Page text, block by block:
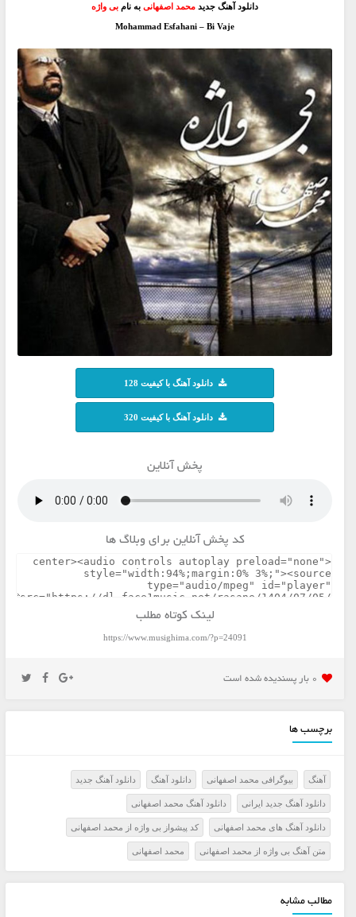
دانلود آهنگ جدیدمحمد اصفهانیبه نام بی واژه
Mohammad Esfahani – Bi Vaje
دانلود آهنگ با کیفیت 128
دانلود آهنگ با کیفیت 320
پخش آنلاین
کد پخش آنلاین برای وبلاگ ها
لینک کوتاه مطلب
https://www.musighima.com/?p=24091
0 بار پسنديده شده است
برچسب ها
آهنگ بیوگرافی محمد اصفهانی دانلود آهنگ دانلود آهنگ جدید
دانلود آهنگ جدید ایرانی دانلود آهنگ محمد اصفهانی
دانلود آهنگ های محمد اصفهانی کد پیشواز بی واژه از محمد اصفهانی
متن آهنگ بی واژه از محمد اصفهانی محمد اصفهانی
مطالب مشابه